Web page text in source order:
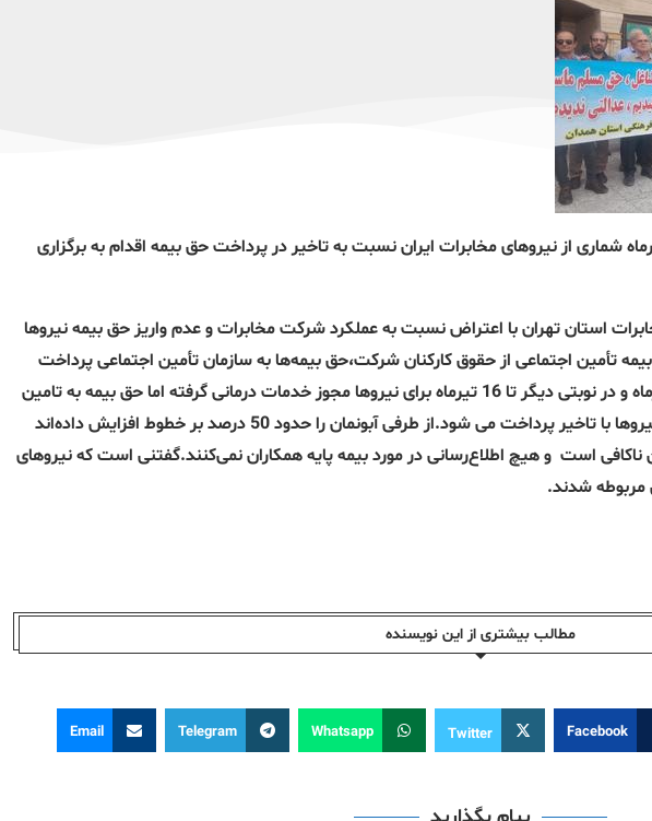
گزارشات منتشرشده روز جمعه 13 تیرماه شماری از نیروهای مخابرات ایران نسبت به تاخیر در پرداخت حق بیمه اقدام به برگزاری
استان تهران با اعتراض نسبت به عملکرد شرکت مخابرات و عدم واریز حق بیمه نیروها
علیرغم کسر حق بیمه تأمین اجتماعی از حقوق کارکنان شرکت،حق بیمه‌ها به سازمان تأمین اجتماعی پرداخت
نشده است.مخابرات در یک نوبت تا 10 تیرماه و در نوبتی دیگر تا 16 تیرماه برای نیروها مجوز خدمات درمانی گرفته اما حق بیمه به تامین
اجتماعی واریز نشده است.همچنین حقوق نیروها با تاخیر پرداخت می شود.از طرفی آبونمان را حدود 50 درصد بر خطوط افزایش داده‌اند
ناکافی است و هیچ اطلاع‌رسانی در مورد بیمه پایه همکاران نمی‌کنند.گفتنی است که نیروهای
شدند.
مطالب بیشتری از این نویسندە
Facebook
Twitter
Whatsapp
Telegram
Email